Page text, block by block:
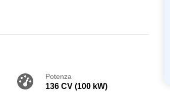
Potenza
136 CV (100 kW)